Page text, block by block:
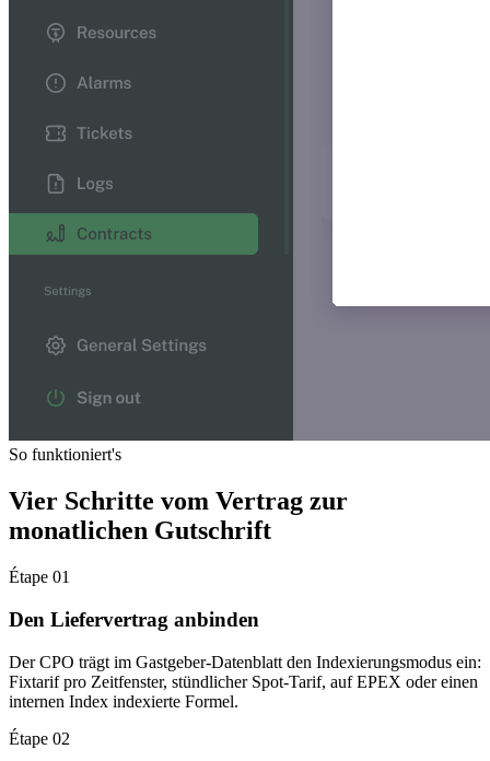
So funktioniert's
Vier Schritte vom Vertrag zur
monatlichen Gutschrift
Étape 01
Den Liefervertrag anbinden
Der CPO trägt im Gastgeber-Datenblatt den Indexierungsmodus ein:
Fixtarif pro Zeitfenster, stündlicher Spot-Tarif, auf EPEX oder einen
internen Index indexierte Formel.
Étape 02